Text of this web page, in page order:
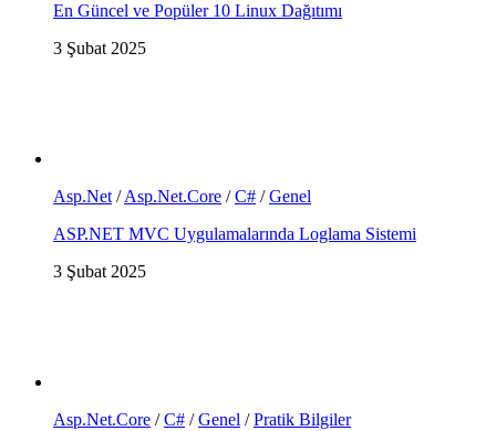
En Güncel ve Popüler 10 Linux Dağıtımı
3 Şubat 2025
Asp.Net /Asp.Net.Core /C# /Genel
ASP.NET MVC Uygulamalarında Loglama Sistemi
3 Şubat 2025
Asp.Net.Core /C# /Genel /Pratik Bilgiler